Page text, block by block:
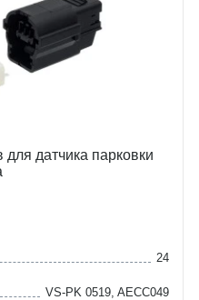
датчика парковки
24
VS-PK 0519, AECC049